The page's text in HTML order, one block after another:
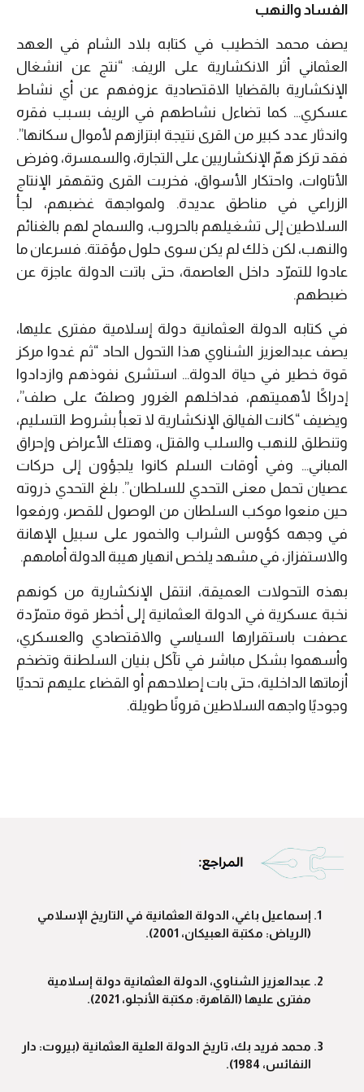
الفساد والنهب
يصف محمد الخطيب في كتابه بلاد الشام في العهد
العثماني أثر الانكشارية على الريف: “نتج عن انشغال
الإنكشارية بالقضايا الاقتصادية عزوفهم عن أي نشاط
عسكري… كما تضاءل نشاطهم في الريف بسبب فقره
واندثار عدد كبير من القرى نتيجة ابتزازهم لأموال سكانها”.
فقد تركز همّ الإنكشاريين على التجارة، والسمسرة، وفرض
الأتاوات، واحتكار الأسواق، فخربت القرى وتقهقر الإنتاج
الزراعي في مناطق عديدة. ولمواجهة غضبهم، لجأ
السلاطين إلى تشغيلهم بالحروب، والسماح لهم بالغنائم
والنهب، لكن ذلك لم يكن سوى حلول مؤقتة. فسرعان ما
عادوا للتمرّد داخل العاصمة، حتى باتت الدولة عاجزة عن
ضبطهم.
في كتابه الدولة العثمانية دولة إسلامية مفترى عليها،
يصف عبدالعزيز الشناوي هذا التحول الحاد “ثم غدوا مركز
قوة خطير في حياة الدولة… استشرى نفوذهم وازدادوا
إدراكًا لأهميتهم، فداخلهم الغرور وصلفٌ على صلف”،
ويضيف “كانت الفيالق الإنكشارية لا تعبأ بشروط التسليم،
وتنطلق للنهب والسلب والقتل، وهتك الأعراض وإحراق
المباني… وفي أوقات السلم كانوا يلجؤون إلى حركات
عصيان تحمل معنى التحدي للسلطان”. بلغ التحدي ذروته
حين منعوا موكب السلطان من الوصول للقصر، ورفعوا
في وجهه كؤوس الشراب والخمور على سبيل الإهانة
والاستفزاز، في مشهد يلخص انهيار هيبة الدولة أمامهم.
بهذه التحولات العميقة، انتقل الإنكشارية من كونهم
نخبة عسكرية في الدولة العثمانية إلى أخطر قوة متمرّدة
عصفت باستقرارها السياسي والاقتصادي والعسكري،
وأسهموا بشكل مباشر في تآكل بنيان السلطنة وتضخم
أزماتها الداخلية، حتى بات إصلاحهم أو القضاء عليهم تحديًا
وجوديًا واجهه السلاطين قرونًا طويلة.
إسماعيل باغي، الدولة العثمانية في التاريخ الإسلامي
(الرياض: مكتبة العبيكان، 2001).
عبدالعزيز الشناوي، الدولة العثمانية دولة إسلامية
مفترى عليها (القاهرة: مكتبة الأنجلو، 2021).
محمد فريد بك، تاريخ الدولة العلية العثمانية (بيروت: دار
النفائس، 1984).